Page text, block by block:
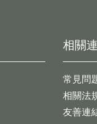
相關
常見問
相關法
友善連